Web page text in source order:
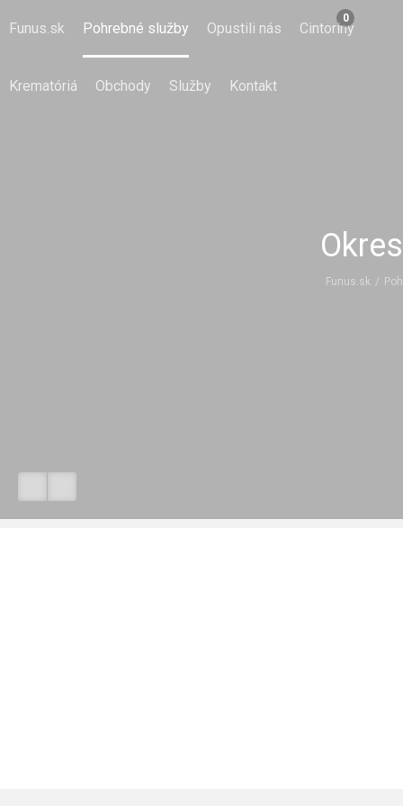
Funus.sk Pohrebné služby Opustili nás Cintoríny
Krematóriá Obchody Služby Kontakt
0
Funus.sk /